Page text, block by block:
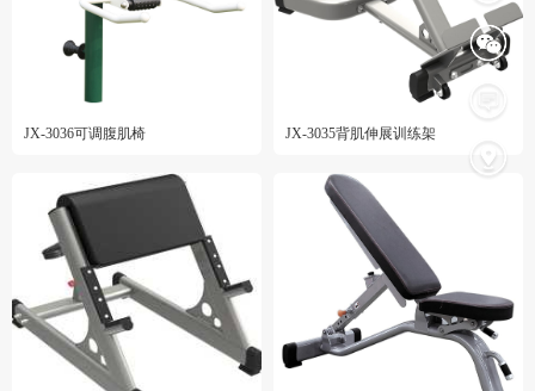
JX-3036可调腹肌椅 JX-3035背肌伸展训练架